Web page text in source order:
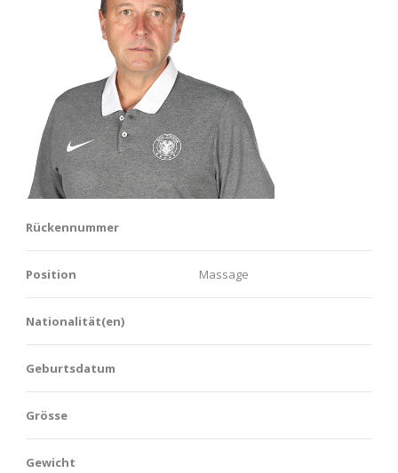
Rückennummer
Position Massage
Nationalität(en)
Geburtsdatum
Grösse
Gewicht